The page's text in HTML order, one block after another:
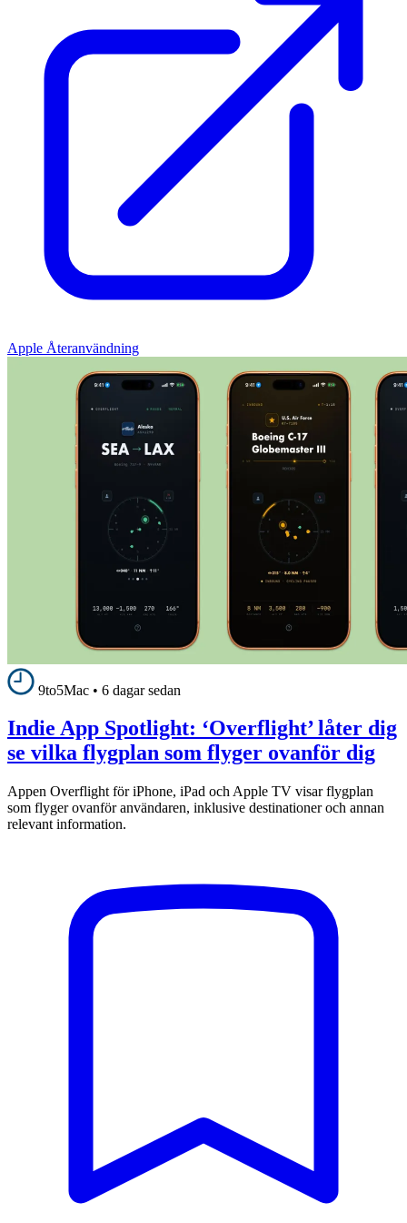
Apple Återanvändning
9to5Mac • 6 dagar sedan
Indie App Spotlight: ‘Overflight’ låter dig
se vilka flygplan som flyger ovanför dig
Appen Overflight för iPhone, iPad och Apple TV visar flygplan
som flyger ovanför användaren, inklusive destinationer och annan
relevant information.